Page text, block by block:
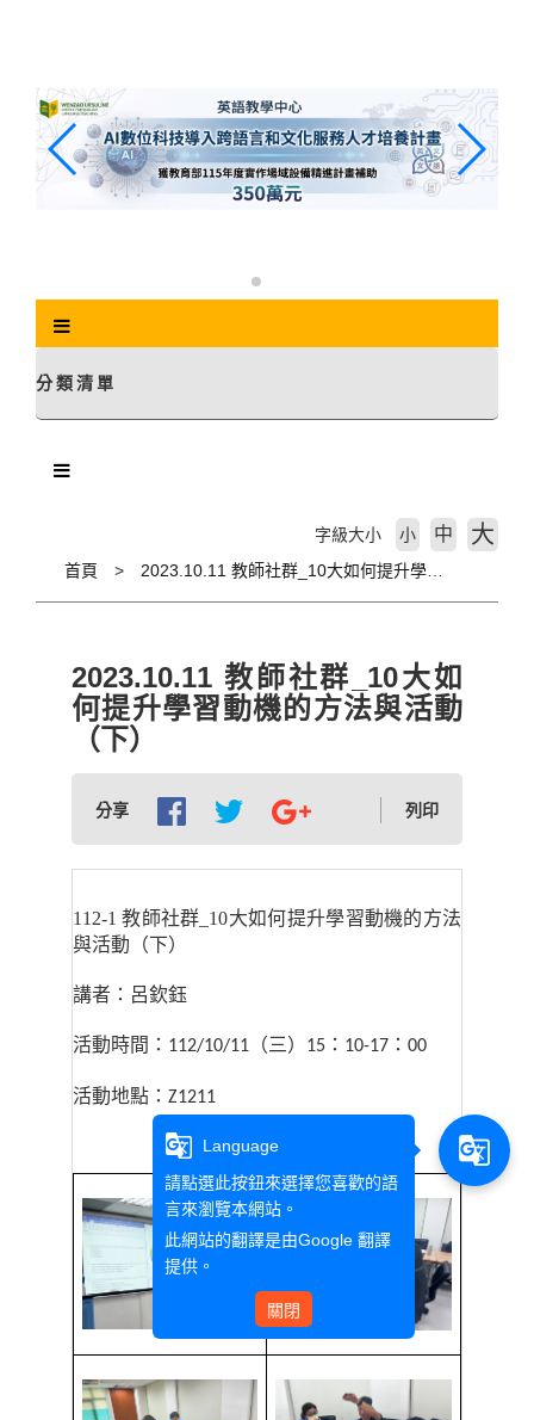
分類清單
首頁
字級大小 小 中 大
2023.10.11 教師社群_10大如
何提升學習動機的方法與活動
（下）
分享 列印
112-1教師社群 10大如何提升學習動機的方法
與活動（下）
講者：呂欽鈺
活動時間： 112/10/11 （三） 15 ： 10-17 ： 00
活動地點： Z1211
g_translate
Language
請點選此按鈕來選擇您喜歡的語
言來瀏覽本網站。
此網站的翻譯是由Google 翻譯
提供。
關閉
g_translate